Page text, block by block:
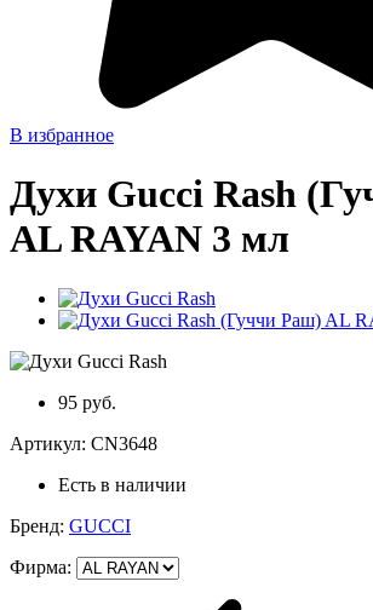
В избранное
Духи Gucci Rash
AL RAYAN 3 мл
95 руб.
Артикул: CN3648
Есть в наличии
Бренд: GUCCI
Фирма: